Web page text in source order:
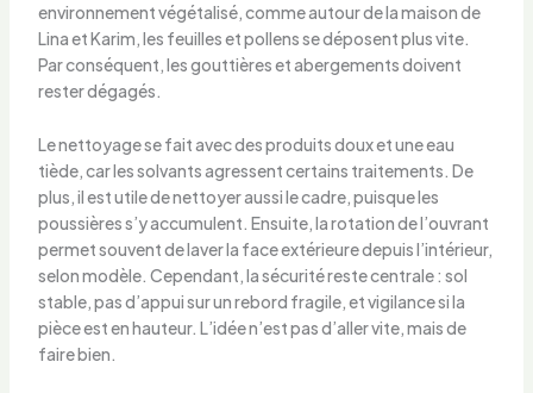
environnement végétalisé, comme autour de la maison de
Lina et Karim, les feuilles et pollens se déposent plus vite.
Par conséquent, les gouttières et abergements doivent
rester dégagés.
Le nettoyage se fait avec des produits doux et une eau
tiède, car les solvants agressent certains traitements. De
plus, il est utile de nettoyer aussi le cadre, puisque les
poussières s’y accumulent. Ensuite, la rotation de l’ouvrant
permet souvent de laver la face extérieure depuis l’intérieur,
selon modèle. Cependant, la sécurité reste centrale : sol
stable, pas d’appui sur un rebord fragile, et vigilance si la
pièce est en hauteur. L’idée n’est pas d’aller vite, mais de
faire bien.